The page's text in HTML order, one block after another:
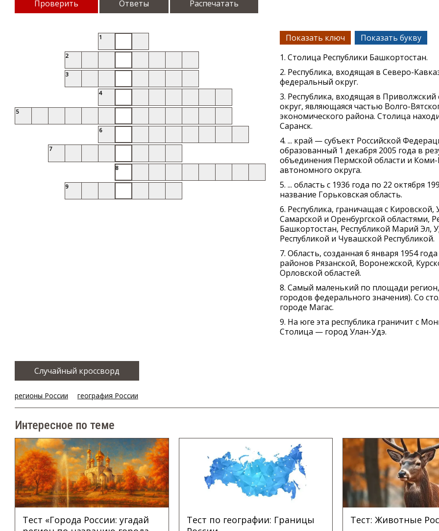
Проверить Ответы Распечатать
1
2
3
4
5
6
7
8
9
Показать ключ
Показать букву
1. Столица Республики Башкортостан.
2. Республика, входящая в Северо-
федеральный округ.
3. Республика, входящая в
округ, являющаяся частью Волго-
экономического района. Столица
Саранск.
4. ... край — субъект Российской
образованный 1 декабря 2005 года в
объединения Пермской области и
автономного округа.
5. ... область с 1936 года по 22 октября
название Горьковская область.
6. Республика, граничащая с Кировской,
Самарской и Оренбургской областями,
Башкортостан, Республикой Марий Эл,
Республикой и Чувашской Республикой.
7. Область, созданная 6 января 1954
районов Рязанской, Воронежской,
Орловской областей.
8. Самый маленький по площади
городов федерального значения). Со
городе Магас.
9. На юге эта республика граничит с
Столица — город Улан-Удэ.
Случайный кроссворд
регионы России география России
Интересное по теме
Тест «Города России: угадай
Тест по географии: Границы
Тест: Животные